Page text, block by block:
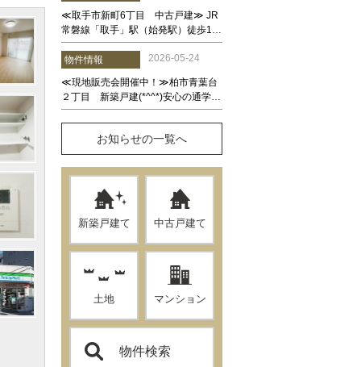
お知らせの一覧へ
新築戸建て 中古戸建て
土地 マンション
物件検索